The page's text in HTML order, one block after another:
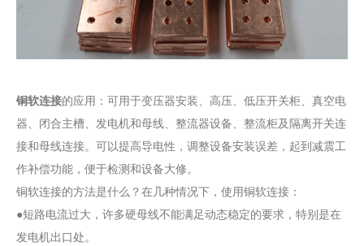
铜软连接的应用：可用于变压器安装、高压、低压开关柜、真空电
器、闭合主槽、发电机和母线、整流器设备、整流柜及隔离开关连
接和母线连接。可以提高导电性，调整设备安装误差，起到减震工
作补偿功能，便于检测和设备大修。
铜软连接的方法是什么？在几种情况下，使用铜软连接：
●短路电流过大，许多硬母线不能满足动态稳定的要求，特别是在
发电机出口处。